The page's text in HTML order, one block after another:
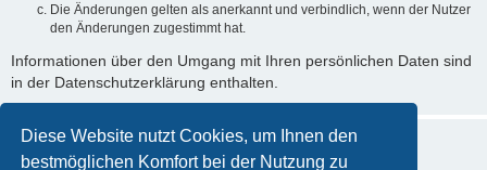
Diese Website nutzt Cookies, um Ihnen den
bestmöglichen Komfort bei der Nutzung zu
Die Änderungen gelten als anerkannt und verbindlich, wenn der Nutzer
den Änderungen zugestimmt hat.
Informationen über den Umgang mit Ihren persönlichen Daten sind
in der Datenschutzerklärung enthalten.